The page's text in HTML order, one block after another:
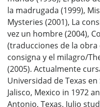
la madrugada (1999),
Mysteries (2001), La
vez un hombre (2004),
(traducciones de la obra
consigna y el milagro/
(2005). Actualmente
Universidad de Texas
Jalisco, Mexico in 1972
Antonio, Texas. Julio